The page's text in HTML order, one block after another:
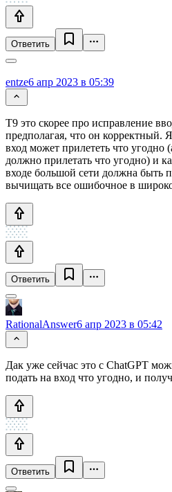
Ответить
entze6 апр 2023 в 05:39
Т9 это скорее про исправление
предполагая, что он корректный.
вход может прилететь что угодно
должно прилетать что угодно) и
входе большой сети должна быть
вычищать все ошибочное в
Ответить
RationalAnswer6 апр 2023 в 05:42
Дак уже сейчас это с ChatGPT
подать на вход что угодно, и
Ответить